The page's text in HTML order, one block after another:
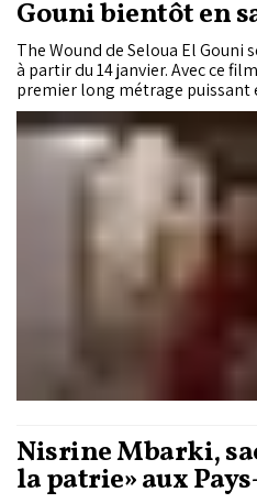
Gouni bientôt en
The Wound de Seloua El Gouni
à partir du 14 janvier. Avec ce
premier long métrage puissant
explore les tensions entre
injonctions sociales dans le
destin de Leila, jeune femme
personnelles et les attentes
que la société impose aux
et les blessures invisibles que
Nisrine Mbarki,
la patrie» aux